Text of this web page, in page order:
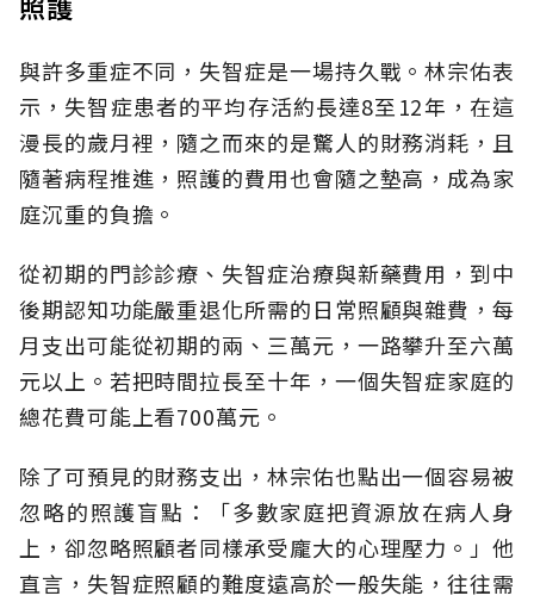
與許多重症不同，失智症是一場持久戰。林宗佑表
示，失智症患者的平均存活約長達8至12年，在這
漫長的歲月裡，隨之而來的是驚人的財務消耗，且
隨著病程推進，照護的費用也會隨之墊高，成為家
庭沉重的負擔。
從初期的門診診療、失智症治療與新藥費用，到中
後期認知功能嚴重退化所需的日常照顧與雜費，每
月支出可能從初期的兩、三萬元，一路攀升至六萬
元以上。若把時間拉長至十年，一個失智症家庭的
總花費可能上看700萬元。
除了可預見的財務支出，林宗佑也點出一個容易被
忽略的照護盲點：「多數家庭把資源放在病人身
上，卻忽略照顧者同樣承受龐大的心理壓力。」他
直言，失智症照顧的難度遠高於一般失能，往往需